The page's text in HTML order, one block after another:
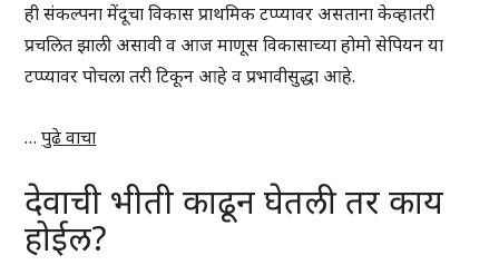
ही संकल्पना मेंदूचा विकास प्राथमिक टप्प्यावर असताना केव्हातरी
प्रचलित झाली असावी व आज माणूस विकासाच्या होमो सेपियन या
टप्प्यावर पोचला तरी टिकून आहे व प्रभावीसुद्धा आहे.
…पुढे वाचा
देवाची भीती काढून घेतली तर काय
होईल?